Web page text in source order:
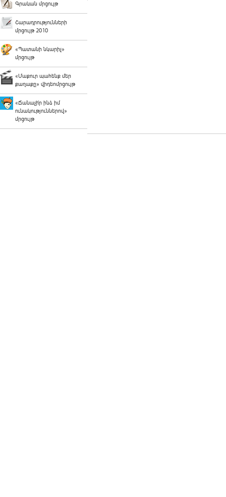
Գրական մրցույթ
Շարադրությունների
մրցույթ 2010
«Պատանի նկարիչ»
մրցույթ
«Մաքուր պահենք մեր
քաղաքը» վիդեոմրցույթ
«Ճանաչի՛ր ինձ իմ
ունակություններով»
մրցույթ